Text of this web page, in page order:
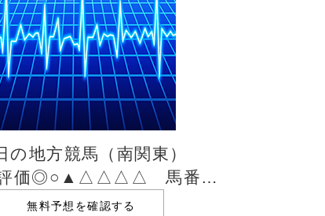
の地方競馬（南関東）
価◎○▲△△△△ 馬番…
無料予想を確認する